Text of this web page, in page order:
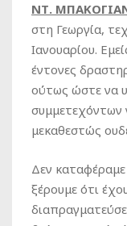
ΝΤ.
στη Γεωργία,
Ιανουαρίου.
έντονες
ούτως ώστε να
συμμετεχόντων
μεκαθεστώς
Δεν
ξέρουμε ότι